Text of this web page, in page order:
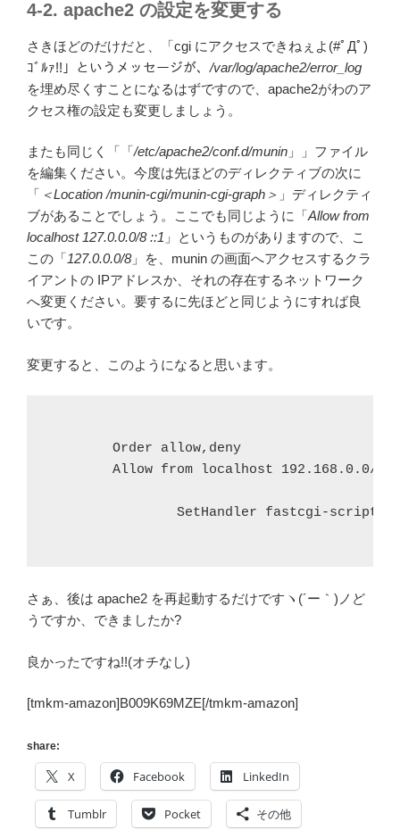
4-2. apache2 の設定を変更する
さきほどのだけだと、「cgi にアクセスできねぇよ(#ﾟДﾟ)
ｺﾞﾙｧ!!」というメッセージが、/var/log/apache2/error_log
を埋め尽くすことになるはずですので、apache2がわのア
クセス権の設定も変更しましょう。
またも同じく「「/etc/apache2/conf.d/munin 」」ファイル
を編集ください。今度は先ほどのディレクティブの次に
「 ＜Location /munin-cgi/munin-cgi-graph＞ 」ディレクティ
ブがあることでしょう。ここでも同じように「Allow from
localhost 127.0.0.0/8 ::1 」というものがありますので、こ
この「127.0.0.0/8」を、munin の画面へアクセスするクラ
イアントの IPアドレスか、それの存在するネットワーク
へ変更ください。要するに先ほどと同じようにすれば良
いです。
変更すると、このようになると思います。
        Order allow,deny
        Allow from localhost 192.168.0.0/24
                SetHandler fastcgi-script
さぁ、後は apache2 を再起動するだけですヽ(´ー｀)ノど
うですか、できましたか?
良かったですね!!(オチなし)
[tmkm-amazon]B009K69MZE[/tmkm-amazon]
share:
X Facebook LinkedIn
Tumblr Pocket その他